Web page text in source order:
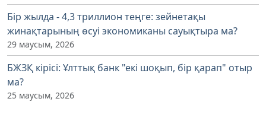
Бір жылда - 4,3 триллион теңге: зейнетақы
жинақтарының өсуі экономиканы сауықтыра ма?
29 маусым, 2026
БЖЗҚ кірісі: Ұлттық банк "екі шоқып, бір қарап" отыр
ма?
25 маусым, 2026